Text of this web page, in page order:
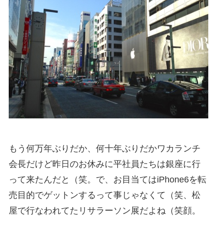
もう何万年ぶりだか、何十年ぶりだかワカランチ
会長だけど昨日のお休みに平社員たちは銀座に行
って来たんだと（笑。で、お目当てはiPhone6を転
売目的でゲットンするって事じゃなくて（笑、松
屋で行なわれてたリサラーソン展だよね（笑顔。